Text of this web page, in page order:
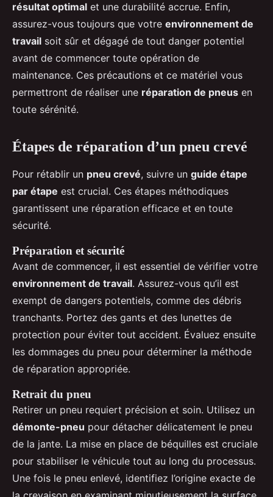
résultat optimal et une durabilité accrue. Enfin,
assurez-vous toujours que votre environnement de
travail soit sûr et dégagé de tout danger potentiel
avant de commencer toute opération de
maintenance. Ces précautions et ce matériel vous
permettront de réaliser une réparation de pneus en
toute sérénité.
Étapes de réparation d’un pneu crevé
Pour rétablir un pneu crevé, suivre un guide étape
par étape est crucial. Ces étapes méthodiques
garantissent une réparation efficace et en toute
sécurité.
Préparation et sécurité
Avant de commencer, il est essentiel de vérifier votre
environnement de travail. Assurez-vous qu’il est
exempt de dangers potentiels, comme des débris
tranchants. Portez des gants et des lunettes de
protection pour éviter tout accident. Évaluez ensuite
les dommages du pneu pour déterminer la méthode
de réparation appropriée.
Retrait du pneu
Retirer un pneu requiert précision et soin. Utilisez un
démonte-pneu pour détacher délicatement le pneu
de la jante. La mise en place de béquilles est cruciale
pour stabiliser le véhicule tout au long du processus.
Une fois le pneu enlevé, identifiez l’origine exacte de